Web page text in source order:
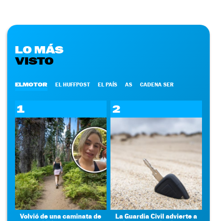
LO MÁS
VISTO
ELMOTOR EL HUFFPOST EL PAÍS AS CADENA SER
1
Volvió de una caminata de
2
La Guardia Civil advierte a